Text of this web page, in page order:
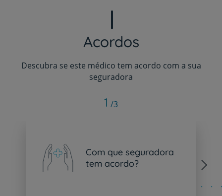
Acordos
Descubra se este médico tem acordo com a sua
seguradora
Com que seguradora
tem acordo?
Next
1 /3